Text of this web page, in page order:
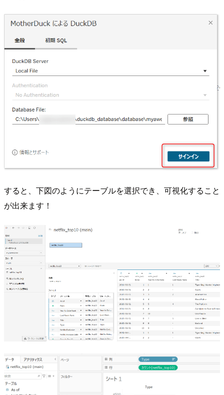
すると、下図のようにテーブルを選択でき、可視化すること
が出来ます！